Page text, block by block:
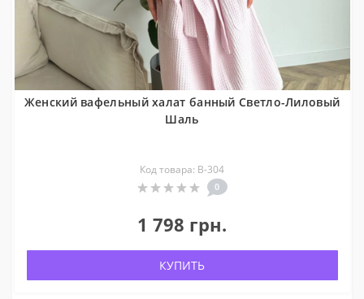
Женский вафельный халат банный Светло-Лиловый
Шаль
Код товара: В-304
0
1 798 грн.
КУПИТЬ